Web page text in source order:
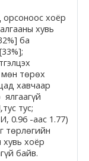
орсоноос хоёр
хувь
ба
төрөх
хавчаар
тус;
0.96 -аас 1.77)
төрлөгийн
хоёр
байв.